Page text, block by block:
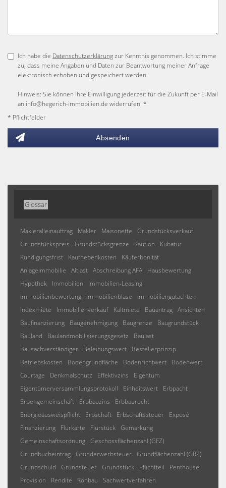
Ich habe die Datenschutzerklärungzur Kenntnis genommen. Ich stimme
zu, dass meine Angaben und Daten zur Beantwortung meiner Anfrage
elektronisch erhoben und gespeichert werden.
Hinweis: Sie können Ihre Einwilligung jederzeit für die Zukunft per E-Mail
an info@hegerich-immobilien.de widerrufen. *
* Pflichtfelder
Absenden
Glossar
Makleralleinauftrag Makler Maisonette
Grundstücksverkauf
Grundstückspreis
Grundstücksgrenze Kaution
Kubatur
Kündigungsfrist
Kaufnebenkosten
Käuferbonität
Anlageimmobilie
Altlast Abschreibung AFA
Hausbewertung
Hypothek
Immobilien
Immobilien-Leasing
Immobilienbewertung
Immobilienblase
Immobiliengutachten
Indexmiete
Immobilienverkauf Kaltmiete Bauantrag Ansichten
Baufinanzierung
Baugenehmigung Baugrenze
Baugrundstück
Bauland
Baulandmobilisierungsgesetz
Baulast
Bausachverständiger
Beleihungswert
Bestellerprinzip
Betriebskosten
Bodengrundfläche Bodenrichtwert
Bodenwert
Courtage
Denkmalschutz Effektivzins
Eigentum
Eigentümerversammlungsprotokoll
Einheitswert
Erbpacht
Erbengemeinschaft
Erbbauzins
Erbbaurecht
Energieausweispflicht
Erbschaft Erbschaftssteuer
Exposé
Finanzierung
Flurkarte Flurstück Gemarkung
Gemeinschaftsordnung Geschossflächenzahl (GFZ)
Grundbucheintrag Grunderwerbsteuer Grundflächenzahl (GRZ)
Grundschuld
Grundsteuer Grundstück Pflichtteil
Penthouse
Provision
Rendite Rohbau
Sachwertverfahren